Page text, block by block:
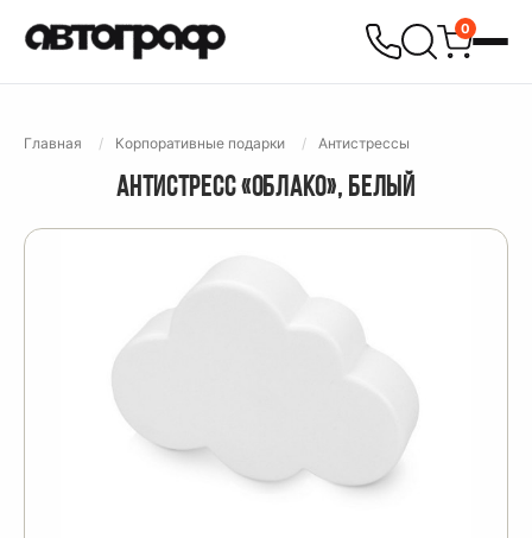
0
Главная Корпоративные подарки Антистрессы
АНТИСТРЕСС «ОБЛАКО», БЕЛЫЙ